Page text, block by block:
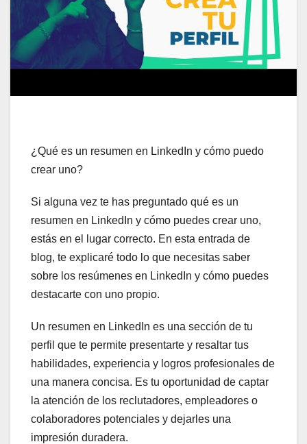
¿Qué es un resumen en LinkedIn y cómo puedo
crear uno?
Si alguna vez te has preguntado qué es un
resumen en LinkedIn y cómo puedes crear uno,
estás en el lugar correcto. En esta entrada de
blog, te explicaré todo lo que necesitas saber
sobre los resúmenes en LinkedIn y cómo puedes
destacarte con uno propio.
Un resumen en LinkedIn es una sección de tu
perfil que te permite presentarte y resaltar tus
habilidades, experiencia y logros profesionales de
una manera concisa. Es tu oportunidad de captar
la atención de los reclutadores, empleadores o
colaboradores potenciales y dejarles una
impresión duradera.